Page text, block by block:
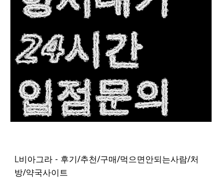
L비아그라 - 후기/추천/구매/먹으면안되는사람/처
방/약국사이트